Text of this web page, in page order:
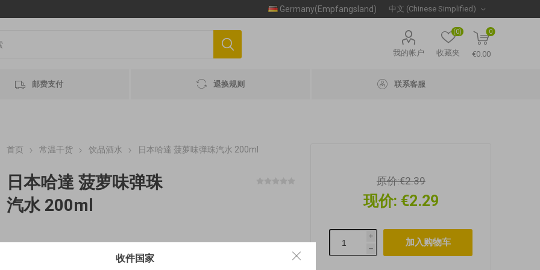
Germany(Empfangsland)
我的帐户 收藏夹
(0) 0
€0.00
邮费支付 退换规则 联系客服
首页 常温干货 饮品酒水 日本哈達 菠萝味弹珠汽水 200ml
日本哈達 菠萝味弹珠
汽水 200ml
0,41€/100ml MHD 最佳赏味期 2027-11-10
原价:€2.39
现价: €2.29
i
h
收件国家